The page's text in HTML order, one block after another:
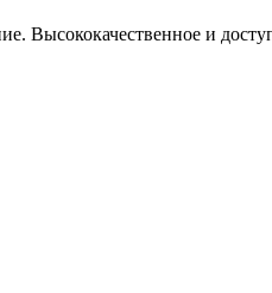
Высококачественное и